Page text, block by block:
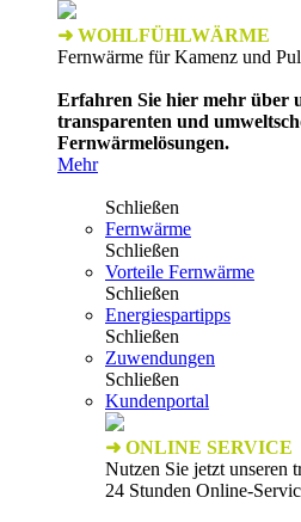
➜ WOHLFÜHLWÄRME
Fernwärme für Kamenz und
Erfahren Sie hier mehr über
transparenten und
Fernwärmelösungen.
Mehr
Schließen
Fernwärme
Schließen
Vorteile Fernwärme
Schließen
Energiespartipps
Schließen
Zuwendungen
Schließen
Kundenportal
➜ ONLINE SERVICE
Nutzen Sie jetzt unseren
24 Stunden Online-